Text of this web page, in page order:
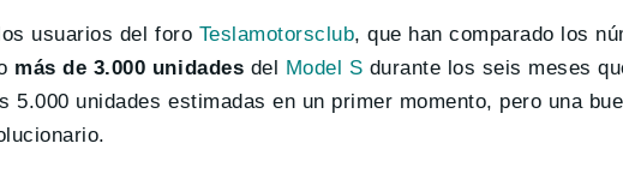
usuarios del foro Teslamotorsclub, que han comparado los
más de 3.000 unidades del Model S durante los seis meses
5.000 unidades estimadas en un primer momento, pero una